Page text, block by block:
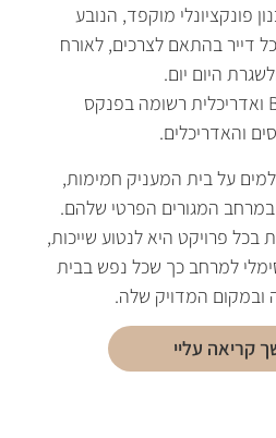
פונקציונלי מוקפד, הנובע
דייר בהתאם לצרכים, לאורח
היום יום.
בעלת תואר B.Arch ואדריכלית רשומה בפנקס
והאדריכלים.
על בית המעניק חמימות,
במרחב המגורים הפרטי שלהם.
פרויקט היא לנטוע שייכות,
למרחב כך שכל נפש בבית
ובמקום המדויק שלה.
קריאה עליי